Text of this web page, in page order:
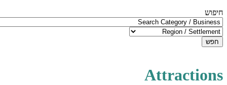
חיפוש
חפש
Attractions